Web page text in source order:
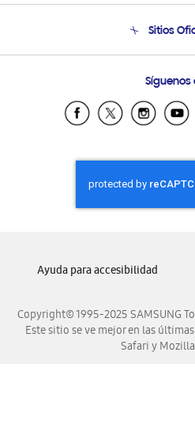
Soporte vía
Sitios
Samsung
Samsung El
Samsung
Samsung
Samsung
Samsung
Síguenos
Copyright© 1995-2025 SAMSUNG
Este sitio se ve mejor en las
Safari y
Ayuda para accesibilidad